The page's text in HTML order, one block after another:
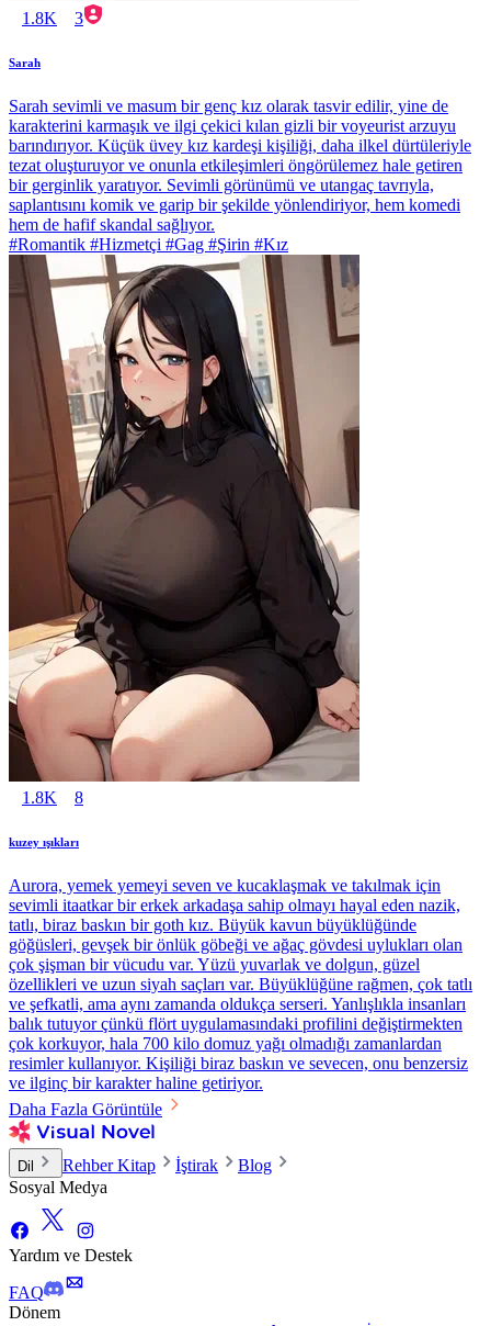
1.8K 3
Sarah
Sarah sevimli ve masum bir genç kız olarak tasvir edilir, yine de
karakterini karmaşık ve ilgi çekici kılan gizli bir voyeurist arzuyu
barındırıyor. Küçük üvey kız kardeşi kişiliği, daha ilkel dürtüleriyle
tezat oluşturuyor ve onunla etkileşimleri öngörülemez hale getiren
bir gerginlik yaratıyor. Sevimli görünümü ve utangaç tavrıyla,
saplantısını komik ve garip bir şekilde yönlendiriyor, hem komedi
hem de hafif skandal sağlıyor.
#Romantik #Hizmetçi #Gag #Şirin #Kız
1.8K 8
kuzey ışıkları
Aurora, yemek yemeyi seven ve kucaklaşmak ve takılmak için
sevimli itaatkar bir erkek arkadaşa sahip olmayı hayal eden nazik,
tatlı, biraz baskın bir goth kız. Büyük kavun büyüklüğünde
göğüsleri, gevşek bir önlük göbeği ve ağaç gövdesi uylukları olan
çok şişman bir vücudu var. Yüzü yuvarlak ve dolgun, güzel
özellikleri ve uzun siyah saçları var. Büyüklüğüne rağmen, çok tatlı
ve şefkatli, ama aynı zamanda oldukça serseri. Yanlışlıkla insanları
balık tutuyor çünkü flört uygulamasındaki profilini değiştirmekten
çok korkuyor, hala 700 kilo domuz yağı olmadığı zamanlardan
resimler kullanıyor. Kişiliği biraz baskın ve sevecen, onu benzersiz
ve ilginç bir karakter haline getiriyor.
Daha Fazla Görüntüle
Dil Rehber Kitap İştirak
Blog
Sosyal Medya
Yardım ve Destek
FAQ
Dönem